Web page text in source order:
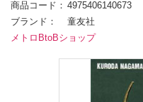
商品コード
4975406140673
ブランド
童友社
メトロBtoBショップ